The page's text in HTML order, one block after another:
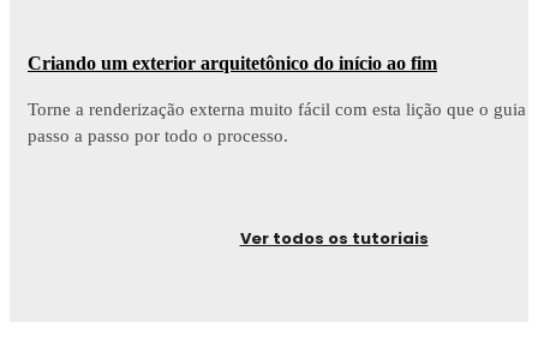
Criando um exterior arquitetônico do início ao fim
Torne a renderização externa muito fácil com esta lição que o guia
passo a passo por todo o processo.
Ver todos os tutoriais